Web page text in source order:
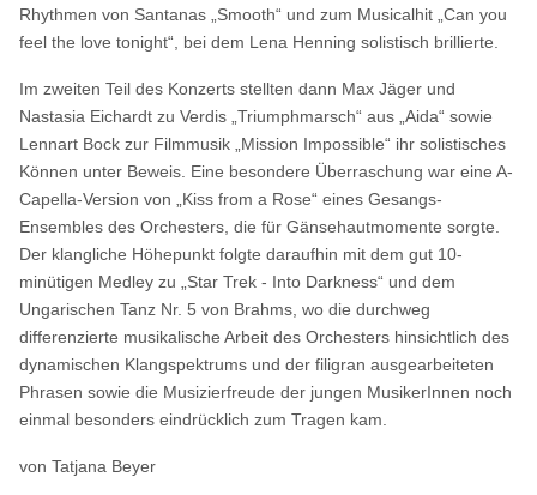
Rhythmen von Santanas „Smooth“ und zum Musicalhit „Can you
feel the love tonight“, bei dem Lena Henning solistisch brillierte.
Im zweiten Teil des Konzerts stellten dann Max Jäger und
Nastasia Eichardt zu Verdis „Triumphmarsch“ aus „Aida“ sowie
Lennart Bock zur Filmmusik „Mission Impossible“ ihr solistisches
Können unter Beweis. Eine besondere Überraschung war eine A-
Capella-Version von „Kiss from a Rose“ eines Gesangs-
Ensembles des Orchesters, die für Gänsehautmomente sorgte.
Der klangliche Höhepunkt folgte daraufhin mit dem gut 10-
minütigen Medley zu „Star Trek - Into Darkness“ und dem
Ungarischen Tanz Nr. 5 von Brahms, wo die durchweg
differenzierte musikalische Arbeit des Orchesters hinsichtlich des
dynamischen Klangspektrums und der filigran ausgearbeiteten
Phrasen sowie die Musizierfreude der jungen MusikerInnen noch
einmal besonders eindrücklich zum Tragen kam.
von Tatjana Beyer